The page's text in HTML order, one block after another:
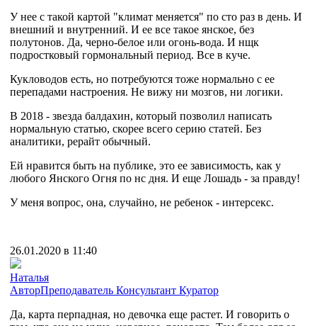
У нее с такой картой "климат меняется" по сто раз в день. И
внешний и внутренний. И ее все такое янское, без
полутонов. Да, черно-белое или огонь-вода. И нщк
подростковый гормональный период. Все в куче.
Кукловодов есть, но потребуются тоже нормально с ее
перепадами настроения. Не вижу ни мозгов, ни логики.
В 2018 - звезда балдахин, который позволил написать
нормальную статью, скорее всего серию статей. Без
аналитики, рерайт обычный.
Ей нравится быть на публике, это ее зависимость, как у
любого Янского Огня по нс дня. И еще Лошадь - за правду!
У меня вопрос, она, случайно, не ребенок - интерсекс.
26.01.2020 в 11:40
Наталья
АвторПреподаватель Консультант Куратор
Да, карта перпадная, но девочка еще растет. И говорить о